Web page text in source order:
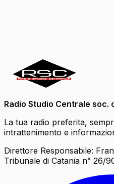
Radio Studio Centrale soc.
La tua radio preferita,
intrattenimento e
Direttore Responsabile:
Tribunale di Catania n° 26/